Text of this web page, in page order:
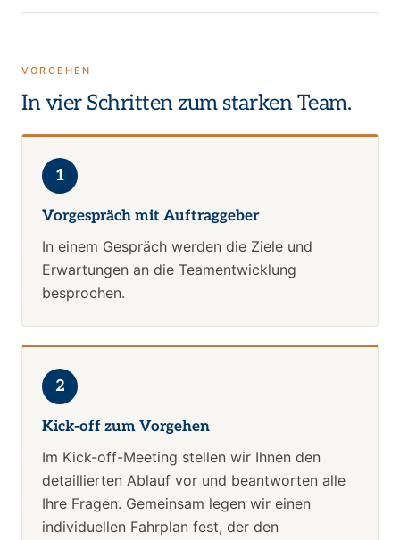
VORGEHEN
In vier Schritten zum starken Team.
1
Vorgespräch mit Auftraggeber
In einem Gespräch werden die Ziele und
Erwartungen an die Teamentwicklung
besprochen.
2
Kick-off zum Vorgehen
Im Kick-off-Meeting stellen wir Ihnen den
detaillierten Ablauf vor und beantworten alle
Ihre Fragen. Gemeinsam legen wir einen
individuellen Fahrplan fest, der den